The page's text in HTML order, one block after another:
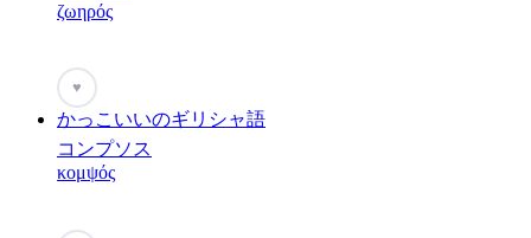
ζωηρός
♥
かっこいいのギリシャ語
コンプソス
κομψός